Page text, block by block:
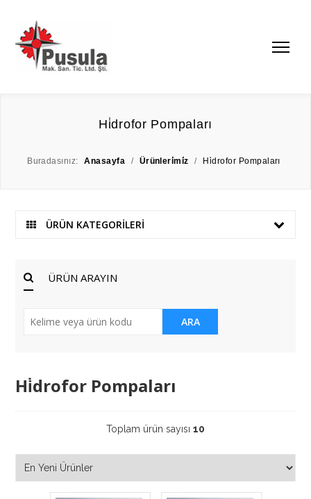
Hi̇drofor Pompaları
Buradasınız: Anasayfa / Ürünleri̇mi̇z / Hi̇drofor Pompaları
ÜRÜN KATEGORİLERİ
ÜRÜN ARAYIN
ARA
Hi̇drofor Pompaları
Toplam ürün sayısı 10